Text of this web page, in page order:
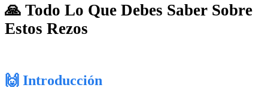
🙏 Todo Lo Que Debes Saber Sobre
Estos Rezos
🙌 Introducción